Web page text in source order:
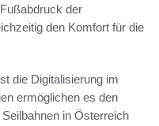
der
den Komfort für die
die Digitalisierung im
ermöglichen es den
in Österreich